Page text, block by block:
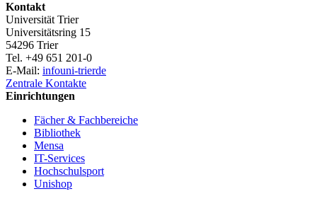
Kontakt
Universität Trier
Universitätsring 15
54296 Trier
Tel. +49 651 201-0
E-Mail: infouni-trierde
Zentrale Kontakte
Einrichtungen
Fächer & Fachbereiche
Bibliothek
Mensa
IT-Services
Hochschulsport
Unishop